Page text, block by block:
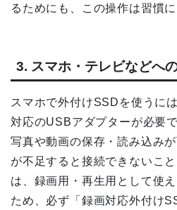
るためにも、この操作は習慣
3. スマホ・テレビなどへ
スマホで外付けSSDを使うに
対応のUSBアダプターが必要
写真や動画の保存・読み込み
が不足すると接続できないこ
は、録画用・再生用として使
ため、必ず「録画対応外付け